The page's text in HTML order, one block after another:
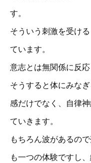
す。
そういう刺激を受け
ています。
意志とは無関係に反
そうすると体にみな
感だけでなく、自律
ていきます。
もちろん波があるの
も一つの体験ですし